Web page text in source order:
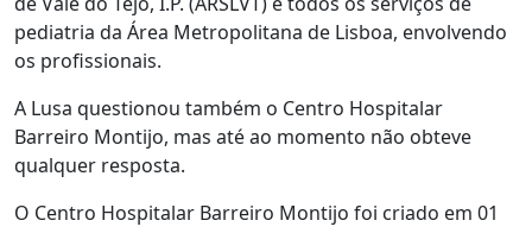
pediatria da Área Metropolitana de Lisboa, envolvendo
os profissionais.
A Lusa questionou também o Centro Hospitalar
Barreiro Montijo, mas até ao momento não obteve
qualquer resposta.
O Centro Hospitalar Barreiro Montijo foi criado em 01